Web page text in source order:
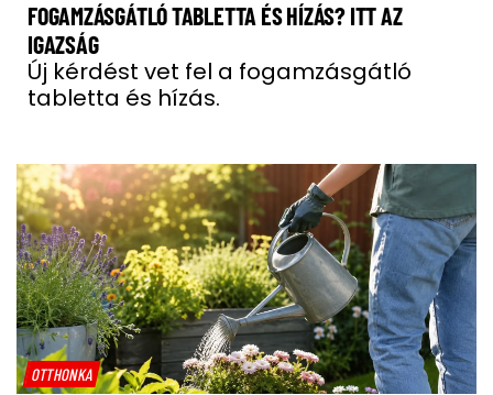
FOGAMZÁSGÁTLÓ TABLETTA ÉS HÍZÁS? ITT AZ
IGAZSÁG
Új kérdést vet fel a fogamzásgátló
tabletta és hízás.
OTTHONKA